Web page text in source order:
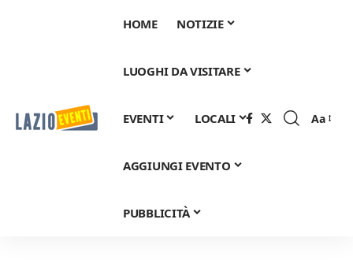
HOME NOTIZIE
LUOGHI DA VISITARE
EVENTI LOCALI
AGGIUNGI EVENTO
PUBBLICITÀ
Font
Aa